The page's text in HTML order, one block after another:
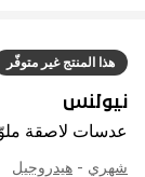
هذا المنتج غير متوفّر
نيولنس
عدسات لاصقة
شهري - هيدروجيل